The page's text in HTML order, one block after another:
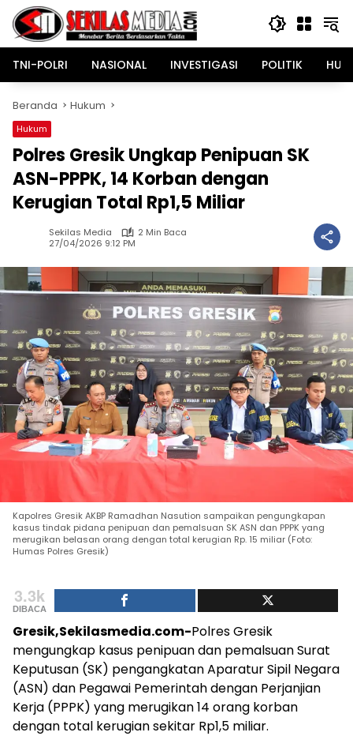
Langsung
konten
TNI-POLRI
NASIONAL INVESTIGASI POLITIK
Beranda Hukum
Hukum
Polres Gresik Ungkap Penipuan SK
ASN-PPPK, 14 Korban dengan
Kerugian Total Rp1,5 Miliar
Sekilas Media
2 Min Baca
27/04/2026 9:12 PM
Kapolres Gresik AKBP Ramadhan Nasution sampaikan pengungkapan
kasus tindak pidana penipuan dan pemalsuan SK ASN dan PPPK yang
merugikan belasan orang dengan total kerugian Rp. 15 miliar (Foto:
Humas Polres Gresik)
3.3k
DIBACA
Gresik,Sekilasmedia.com-Polres Gresik
mengungkap kasus penipuan dan pemalsuan Surat
Keputusan (SK) pengangkatan Aparatur Sipil Negara
(ASN) dan Pegawai Pemerintah dengan Perjanjian
Kerja (PPPK) yang merugikan 14 orang korban
dengan total kerugian sekitar Rp1,5 miliar.